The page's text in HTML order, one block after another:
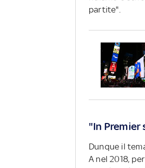
partite".
"In
Dunque il
A nel 2018,